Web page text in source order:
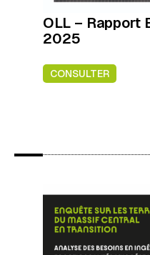
OLL – Rapport
2025
CONSULTER